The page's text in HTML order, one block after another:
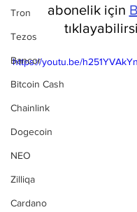
Tron
Tezos
Bancor
Bitcoin Cash
Chainlink
Dogecoin
NEO
Zilliqa
Cardano
abonelik için
https://youtu.be/